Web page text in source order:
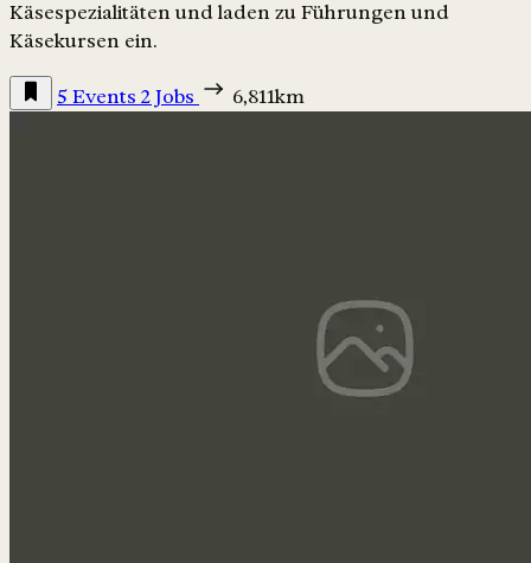
Käsespezialitäten und laden zu Führungen und
Käsekursen ein.
5 Events 2 Jobs 6,811km